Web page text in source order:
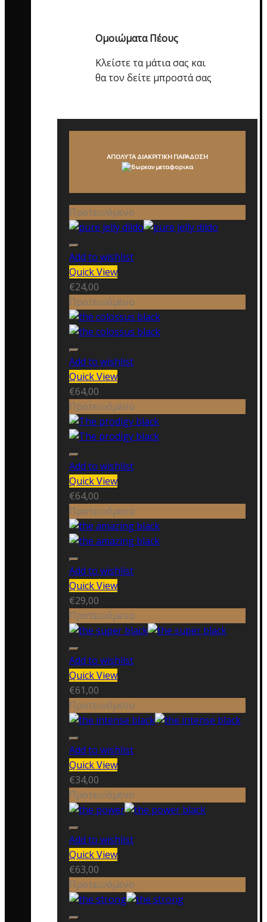
Ομοιώματα Πέους
Κλείστε τα μάτια σας και
θα τον δείτε μπροστά σας
ΑΠΟΛΥΤΑ ΔΙΑΚΡΙΤΙΚΗ ΠΑΡΑΔΟΣΗ
Προτεινόμενο
Add to wishlist
Quick View
€24,00
Προτεινόμενο
Add to wishlist
Quick View
€64,00
Προτεινόμενο
Add to wishlist
Quick View
€64,00
Προτεινόμενο
Add to wishlist
Quick View
€29,00
Προτεινόμενο
Add to wishlist
Quick View
€61,00
Προτεινόμενο
Add to wishlist
Quick View
€34,00
Προτεινόμενο
Add to wishlist
Quick View
€63,00
Προτεινόμενο